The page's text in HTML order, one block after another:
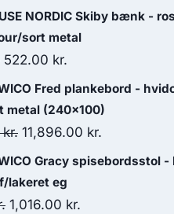
NORDIC Skiby bænk -
sort metal
522.00 kr.
Fred plankebord -
metal (240x100)
kr. 11,896.00 kr.
Gracy spisebordsstol
lakeret eg
1,016.00 kr.